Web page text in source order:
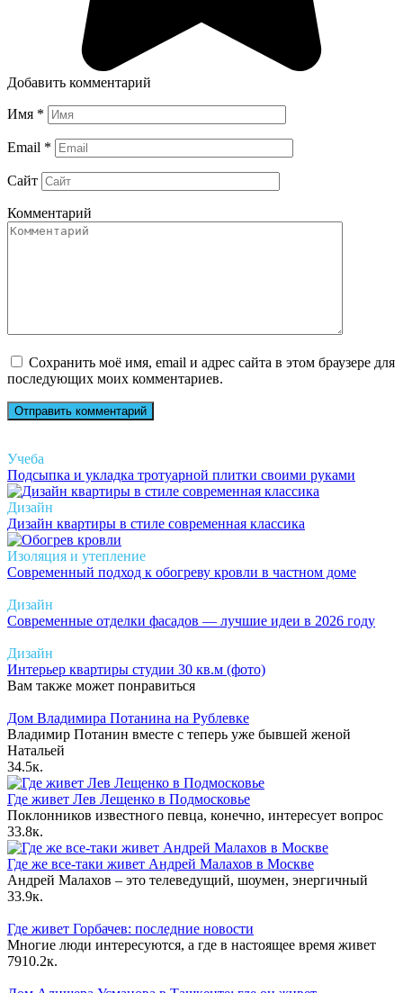
Добавить комментарий
Имя *
Email *
Сайт
Комментарий
Сохранить моё имя, email и адрес сайта в этом браузере для
последующих моих комментариев.
Учеба
Подсыпка и укладка тротуарной плитки своими руками
Дизайн
Дизайн квартиры в стиле современная классика
Изоляция и утепление
Современный подход к обогреву кровли в частном доме
Дизайн
Современные отделки фасадов — лучшие идеи в 2026 году
Дизайн
Интерьер квартиры студии 30 кв.м (фото)
Вам также может понравиться
Дом Владимира Потанина на Рублевке
Владимир Потанин вместе с теперь уже бывшей женой
Натальей
34.5к.
Где живет Лев Лещенко в Подмосковье
Поклонников известного певца, конечно, интересует вопрос
33.8к.
Где же все-таки живет Андрей Малахов в Москве
Андрей Малахов – это телеведущий, шоумен, энергичный
33.9к.
Где живет Горбачев: последние новости
Многие люди интересуются, а где в настоящее время живет
7910.2к.